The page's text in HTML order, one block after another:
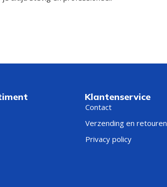
Klantenservice
Contact
Verzending en retouren
Privacy policy